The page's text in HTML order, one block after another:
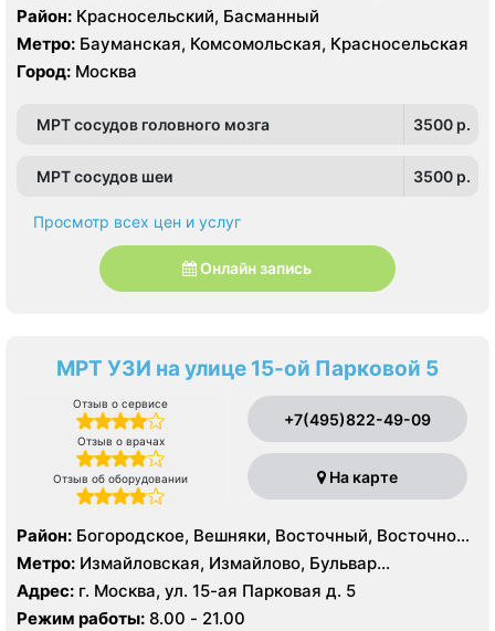
Район: Красносельский, Басманный
Метро: Бауманская, Комсомольская, Красносельская
Город: Москва
МРТ сосудов головного мозга 3500 p.
МРТ сосудов шеи 3500 p.
Просмотр всех цен и услуг
Онлайн запись
МРТ УЗИ на улице 15-ой Парковой 5
Отзыв о сервисе
Отзыв о врачах
Отзыв об оборудовании
+7(495)822-49-09
На карте
Район: Богородское, Вешняки, Восточный, Восточное
Измайлово, Гольяново, Ивановское, Измайлово,
Косино-Ухтомский, Метрогородок, Новогиреево,
Новокосино, Перово, Преображенское, Северное
Измайлово, Соколиная Гора
Метро: Измайловская, Измайлово, Бульвар
Рокоссовского, Новогиреево, Новокосино,
Партизанская, Первомайская, Перово, Щелковская
Адрес: г. Москва, ул. 15-ая Парковая д. 5
Режим работы: 8.00 - 21.00